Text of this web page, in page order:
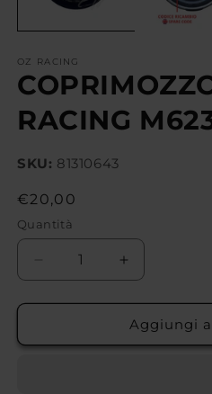
OZ RACING
RACING
SKU: 81310643
Prezzo
di
listino
€20,00
Quantità
Diminuisci
quantità
per
COPRIMOZZO
OZ
Aumenta
quantità
per
OZ
Aggiungi